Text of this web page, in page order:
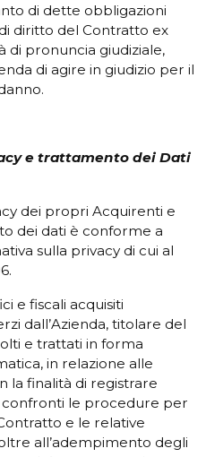
di dette obbligazioni
diritto del Contratto ex
di pronuncia giudiziale,
di agire in giudizio per il
e trattamento dei Dati
dei propri Acquirenti e
dei dati è conforme a
sulla privacy di cui al
e fiscali acquisiti
dall’Azienda, titolare del
e trattati in forma
in relazione alle
la finalità di registrare
confronti le procedure per
e le relative
all’adempimento degli